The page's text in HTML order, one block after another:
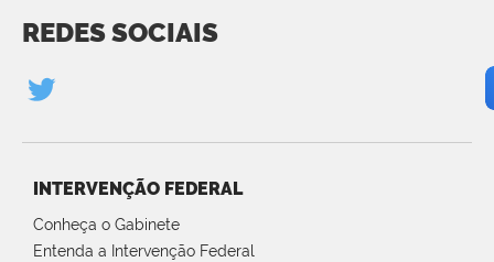
REDES SOCIAIS
INTERVENÇÃO FEDERAL
Conheça o Gabinete
Entenda a Intervenção Federal